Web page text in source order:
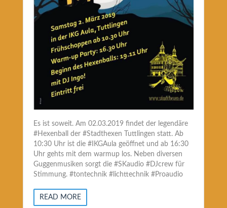
Es ist soweit. Am 02.03.2019 findet der legendäre
#Hexenball der #Stadthexen Tuttlingen statt. Ab
10:30 Uhr ist die #IKGAula geöffnet und ab 16:30
Uhr gehts mit dem warmup los. Neben diversen
Guggenmusiken sorgt die #SKaudio #DJcrew für
Stimmung. #tontechnik #lichttechnik #Proaudio
READ MORE